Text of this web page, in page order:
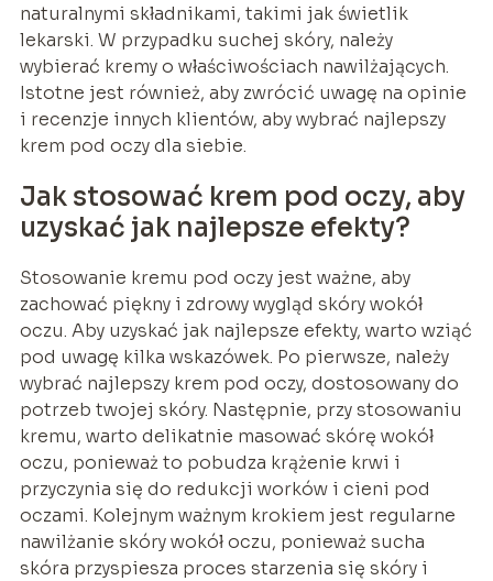
naturalnymi składnikami, takimi jak świetlik
lekarski. W przypadku suchej skóry, należy
wybierać kremy o właściwościach nawilżających.
Istotne jest również, aby zwrócić uwagę na opinie
i recenzje innych klientów, aby wybrać najlepszy
krem pod oczy dla siebie.
Jak stosować krem pod oczy, aby
uzyskać jak najlepsze efekty?
Stosowanie kremu pod oczy jest ważne, aby
zachować piękny i zdrowy wygląd skóry wokół
oczu. Aby uzyskać jak najlepsze efekty, warto wziąć
pod uwagę kilka wskazówek. Po pierwsze, należy
wybrać najlepszy krem pod oczy, dostosowany do
potrzeb twojej skóry. Następnie, przy stosowaniu
kremu, warto delikatnie masować skórę wokół
oczu, ponieważ to pobudza krążenie krwi i
przyczynia się do redukcji worków i cieni pod
oczami. Kolejnym ważnym krokiem jest regularne
nawilżanie skóry wokół oczu, ponieważ sucha
skóra przyspiesza proces starzenia się skóry i